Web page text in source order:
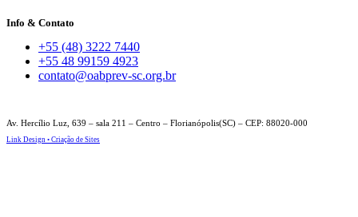
Info & Contato
+55 (48) 3222 7440
+55 48 99159 4923
contato@oabprev-sc.org.br
Av. Hercílio Luz, 639 – sala 211 – Centro – Florianópolis(SC) – CEP: 88020-000
Link Design • Criação de Sites